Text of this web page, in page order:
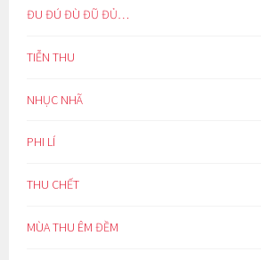
ĐU ĐÚ ĐÙ ĐŨ ĐỦ…
TIỄN THU
NHỤC NHÃ
PHI LÍ
THU CHẾT
MÙA THU ÊM ĐỀM